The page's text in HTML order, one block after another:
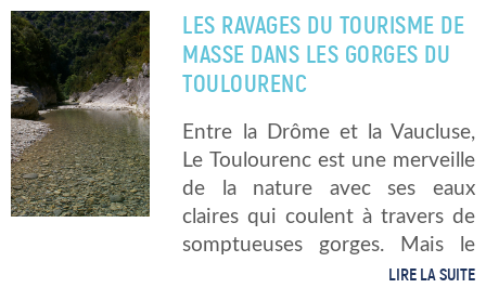
procédé à la fermeture des
points d’eau jugés « toxiques
[…]
LES RAVAGES DU TOURISME DE
MASSE DANS LES GORGES DU
TOULOURENC
Entre la Drôme et la Vaucluse,
Le Toulourenc est une merveille
de la nature avec ses eaux
claires qui coulent à travers de
somptueuses gorges. Mais le
constat est triste, le tourisme
LIRE LA SUITE